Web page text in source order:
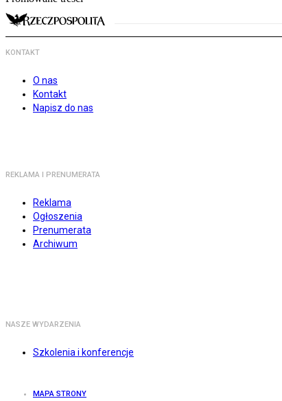
KONTAKT
O nas
Kontakt
Napisz do nas
REKLAMA I PRENUMERATA
Reklama
Ogłoszenia
Prenumerata
Archiwum
NASZE WYDARZENIA
Szkolenia i konferencje
MAPA STRONY